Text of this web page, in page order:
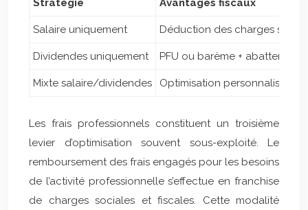
Stratégie Avantages fiscaux
Salaire uniquement Déduction des charges
Dividendes uniquement PFU ou barème + abattement
Mixte salaire/dividendes Optimisation personnalisée
Les frais professionnels constituent un troisième
levier d’optimisation souvent sous-exploité. Le
remboursement des frais engagés pour les besoins
de l’activité professionnelle s’effectue en franchise
de charges sociales et fiscales. Cette modalité